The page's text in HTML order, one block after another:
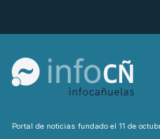
Portal de noticias fundado el 11 de